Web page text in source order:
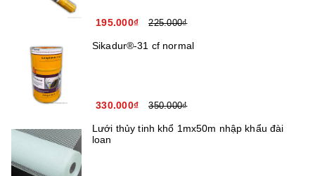
195.000₫ 225.000₫
Sikadur®-31 cf normal
330.000₫ 350.000₫
Lưới thủy tinh khổ 1mx50m nhập khẩu đài
loan